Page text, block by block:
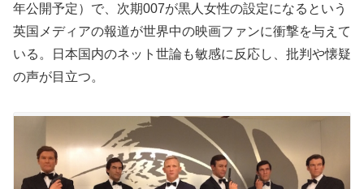
年公開予定）で、次期007が黒人女性の設定になるという
英国メディアの報道が世界中の映画ファンに衝撃を与えて
いる。日本国内のネット世論も敏感に反応し、批判や懐疑
の声が目立つ。